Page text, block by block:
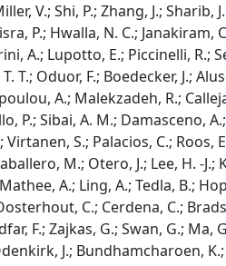
V.; Shi, P.; Zhang, J.;
P.; Hwalla, N. C.;
A.; Lupotto, E.; Piccinelli, R.;
T.; Oduor, F.; Boedecker, J.;
A.; Malekzadeh, R.;
P.; Sibai, A. M.; Damasceno,
S.; Palacios, C.; Roos,
M.; Otero, J.; Lee, H. -J.;
A.; Ling, A.; Tedla, B.;
C.; Cerdena, C.;
F.; Zajkas, G.; Swan, G.; Ma,
J.; Bundhamcharoen,